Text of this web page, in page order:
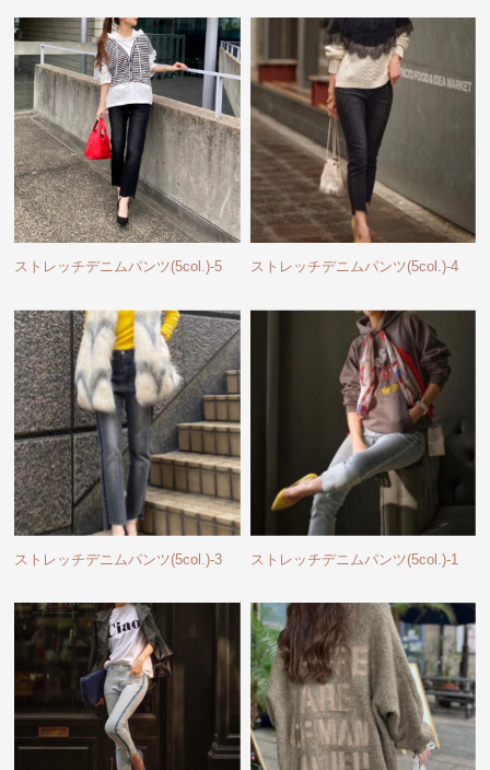
ストレッチデニムパンツ(5col.)-5 ストレッチデニムパンツ(5col.)-4
ストレッチデニムパンツ(5col.)-3 ストレッチデニムパンツ(5col.)-1